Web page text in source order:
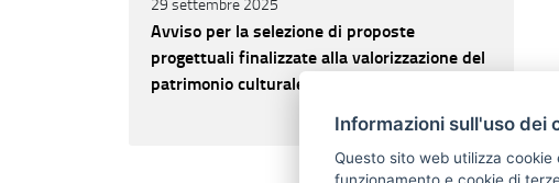
Avviso per la selezione di proposte
progettuali finalizzate alla valorizzazione del
patrimonio culturale e alla innovazione nei
CONTINUA A LEGGERE
Informazioni sull'uso dei
Questo sito web utilizza